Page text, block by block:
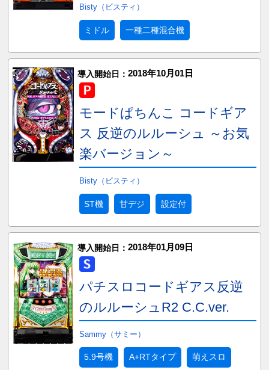
Bisty（ビスティ）
ミドル 一種二種混合機
導入開始日： 2018年10月01日
モードぱちんこ コードギア
ス 反逆のルルーシュ ～お気
楽バージョン～
Bisty（ビスティ）
ST機 甘デジ 設定付
導入開始日： 2018年01月09日
パチスロコードギアス反逆
のルルーシュR2 C.C.ver.
Sammy（サミー）
5.9号機 A+RTタイプ 萌えスロ